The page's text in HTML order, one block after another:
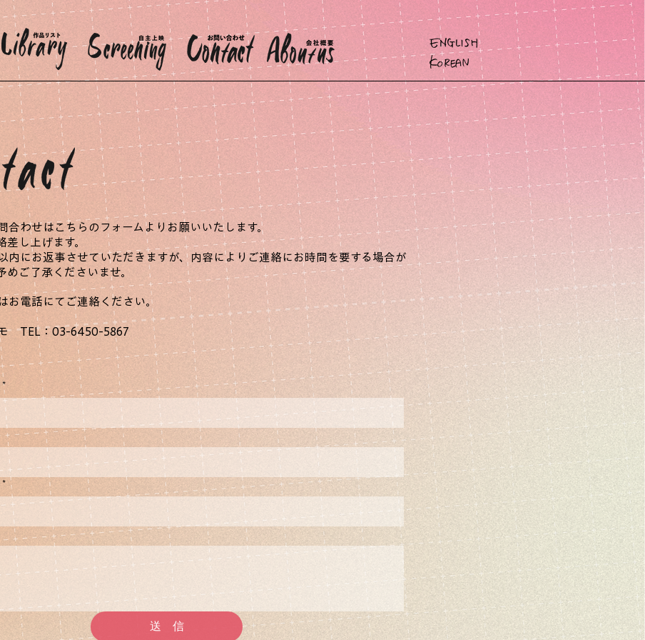
合わせはこちらのフォームよりお願いいたします。
差し上げます。
内にお返事させていただきますが、内容によりご連絡にお時間を要する場合が
めご了承くださいませ。
お電話にてご連絡ください。
TEL：03-6450-5867
*
*
送 信